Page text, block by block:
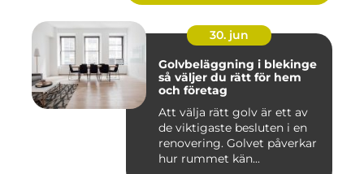
30. jun
Golvbeläggning i blekinge
så väljer du rätt för hem
och företag
Att välja rätt golv är ett av
de viktigaste besluten i en
renovering. Golvet påverkar
hur rummet kän...